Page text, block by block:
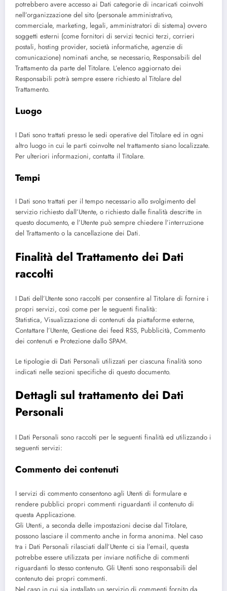
potrebbero avere accesso ai Dati categorie di incaricati coinvolti
nell’organizzazione del sito (personale amministrativo,
commerciale, marketing, legali, amministratori di sistema) ovvero
soggetti esterni (come fornitori di servizi tecnici terzi, corrieri
postali, hosting provider, società informatiche, agenzie di
comunicazione) nominati anche, se necessario, Responsabili del
Trattamento da parte del Titolare. L’elenco aggiornato dei
Responsabili potrà sempre essere richiesto al Titolare del
Trattamento.
Luogo
I Dati sono trattati presso le sedi operative del Titolare ed in ogni
altro luogo in cui le parti coinvolte nel trattamento siano localizzate.
Per ulteriori informazioni, contatta il Titolare.
Tempi
I Dati sono trattati per il tempo necessario allo svolgimento del
servizio richiesto dall’Utente, o richiesto dalle finalità descritte in
questo documento, e l’Utente può sempre chiedere l’interruzione
del Trattamento o la cancellazione dei Dati.
Finalità del Trattamento dei Dati
raccolti
I Dati dell’Utente sono raccolti per consentire al Titolare di fornire i
propri servizi, così come per le seguenti finalità:
Statistica, Visualizzazione di contenuti da piattaforme esterne,
Contattare l’Utente, Gestione dei feed RSS, Pubblicità, Commento
dei contenuti e Protezione dallo SPAM.
Le tipologie di Dati Personali utilizzati per ciascuna finalità sono
indicati nelle sezioni specifiche di questo documento.
Dettagli sul trattamento dei Dati
Personali
I Dati Personali sono raccolti per le seguenti finalità ed utilizzando i
seguenti servizi:
Commento dei contenuti
I servizi di commento consentono agli Utenti di formulare e
rendere pubblici propri commenti riguardanti il contenuto di
questa Applicazione.
Gli Utenti, a seconda delle impostazioni decise dal Titolare,
possono lasciare il commento anche in forma anonima. Nel caso
tra i Dati Personali rilasciati dall’Utente ci sia l’email, questa
potrebbe essere utilizzata per inviare notifiche di commenti
riguardanti lo stesso contenuto. Gli Utenti sono responsabili del
contenuto dei propri commenti.
Nel caso in cui sia installato un servizio di commenti fornito da